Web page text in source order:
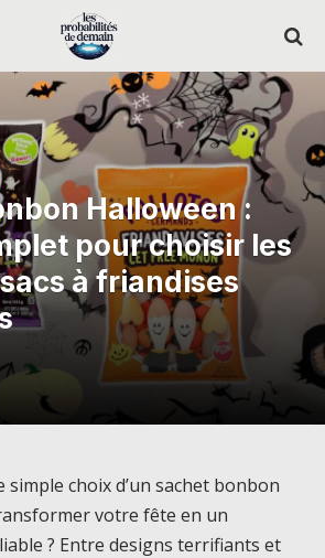
Halloween :
pour choisir les
à friandises
simple choix d’un sachet bonbon
votre fête en un
? Entre designs terrifiants et